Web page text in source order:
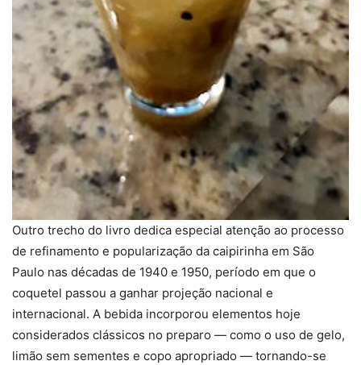
Outro trecho do livro dedica especial atenção ao processo
de refinamento e popularização da caipirinha em São
Paulo nas décadas de 1940 e 1950, período em que o
coquetel passou a ganhar projeção nacional e
internacional. A bebida incorporou elementos hoje
considerados clássicos no preparo — como o uso de gelo,
limão sem sementes e copo apropriado — tornando-se